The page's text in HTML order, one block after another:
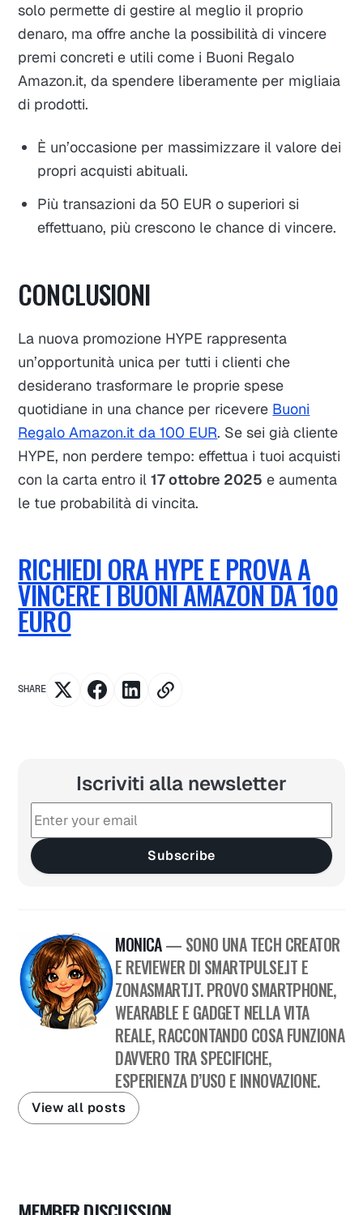
solo permette di gestire al meglio il proprio
denaro, ma offre anche la possibilità di vincere
premi concreti e utili come i Buoni Regalo
Amazon.it, da spendere liberamente per migliaia
di prodotti.
È un’occasione per massimizzare il valore dei
propri acquisti abituali.
Più transazioni da 50 EUR o superiori si
effettuano, più crescono le chance di vincere.
CONCLUSIONI
La nuova promozione HYPE rappresenta
un’opportunità unica per tutti i clienti che
desiderano trasformare le proprie spese
quotidiane in una chance per ricevere Buoni
Regalo Amazon.it da 100 EUR. Se sei già cliente
HYPE, non perdere tempo: effettua i tuoi acquisti
con la carta entro il17 ottobre 2025 e aumenta
le tue probabilità di vincita.
RICHIEDI ORA HYPE E PROVA A
VINCERE I BUONI AMAZON DA 100
EURO
SHARE
Iscriviti alla newsletter
Subscribe
MONICA— SONO UNA TECH CREATOR
E REVIEWER DI SMARTPULSE.IT E
ZONASMART.IT. PROVO SMARTPHONE,
WEARABLE E GADGET NELLA VITA
REALE, RACCONTANDO COSA FUNZIONA
DAVVERO TRA SPECIFICHE,
ESPERIENZA D’USO E INNOVAZIONE.
View all posts